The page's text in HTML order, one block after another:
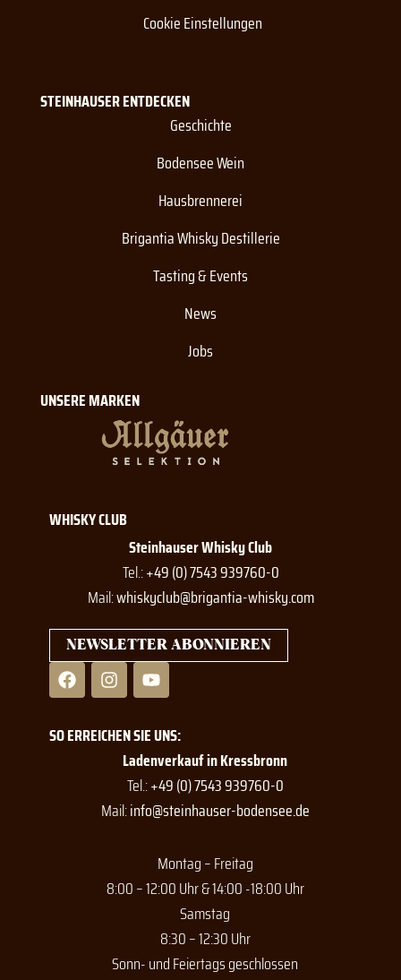
STEINHAUSER ENTDECKEN
Geschichte
Bodensee Wein
Hausbrennerei
Brigantia Whisky Destillerie
Tasting & Events
News
Jobs
UNSERE MARKEN
Cookie Einstellungen
WHISKY CLUB
Steinhauser Whisky Club
Tel.:+49 (0) 7543 939760-0
Mail:whiskyclub@brigantia-whisky.com
NEWSLETTER ABONNIEREN
F
a
c
e
b
I
n
s
t
a
m
Y
o
u
t
u
b
e
SO ERREICHEN SIE UNS:
Ladenverkauf in Kressbronn
Tel.:+49 (0) 7543 939760-0
Mail:info@steinhauser-bodensee.de
Montag – Freitag
8:00 – 12:00 Uhr & 14:00 -18:00 Uhr
Samstag
8:30 – 12:30 Uhr
Sonn- und Feiertags geschlossen